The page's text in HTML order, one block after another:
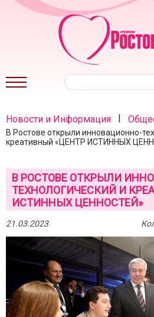
Новости и Информация |
В Ростове открыли инновационно-
креативный «ЦЕНТР ИСТИННЫХ
В РОСТОВЕ ОТКРЫЛИ
ТЕХНОЛОГИЧЕСКИЙ И
ИСТИННЫХ ЦЕННОСТЕЙ»
21.03.2023